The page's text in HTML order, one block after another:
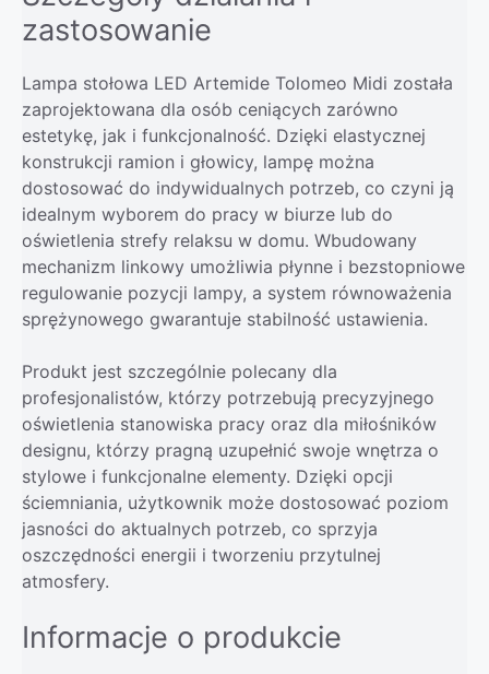
zastosowanie
Lampa stołowa LED Artemide Tolomeo Midi została
zaprojektowana dla osób ceniących zarówno
estetykę, jak i funkcjonalność. Dzięki elastycznej
konstrukcji ramion i głowicy, lampę można
dostosować do indywidualnych potrzeb, co czyni ją
idealnym wyborem do pracy w biurze lub do
oświetlenia strefy relaksu w domu. Wbudowany
mechanizm linkowy umożliwia płynne i bezstopniowe
regulowanie pozycji lampy, a system równoważenia
sprężynowego gwarantuje stabilność ustawienia.
Produkt jest szczególnie polecany dla
profesjonalistów, którzy potrzebują precyzyjnego
oświetlenia stanowiska pracy oraz dla miłośników
designu, którzy pragną uzupełnić swoje wnętrza o
stylowe i funkcjonalne elementy. Dzięki opcji
ściemniania, użytkownik może dostosować poziom
jasności do aktualnych potrzeb, co sprzyja
oszczędności energii i tworzeniu przytulnej
atmosfery.
Informacje o produkcie